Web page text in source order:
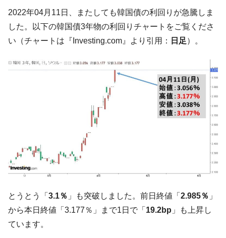
『Money1』
韓国･李在明さっそく不動産対策で浅薄な発
『Money1』
韓国は「中国と同じく」投資に不適格な国
だ。
『Money1』
『韓国銀行』が「金の保有量を増やしま
す」⇒「金を経由するドル入手」手段ではないのか？
韓国･外為取引量「1日当たり1,214.4億ド
ル」まで拡大 ⇒ 海外資金の動きに強く左右される状態
韓国･帰ってきた李在明。李在明を支持しな
『Money1』
韓国大統領府ボンクラ政策室長が告発され
た ⇒ 国家が行った恐るべき株価操作であり、空前の国政壟
断
動」
『Money1』
中国だけが鉄鋼輸出を異常増加させる ⇒ 中
国の過剰生産が世界を蝕む。
2022年04月11日、またしても韓国債の利回りが急騰しま
した。以下の韓国債3年物の利回りチャートをご覧くださ
い（チャートは『Investing.com』より引用：
日足）。
とうとう「 3.1％ 」も突破しました。前日終値「 2.985％ 」
から本日終値「3.177％」まで1日で「 19.2bp 」も上昇し
ています。